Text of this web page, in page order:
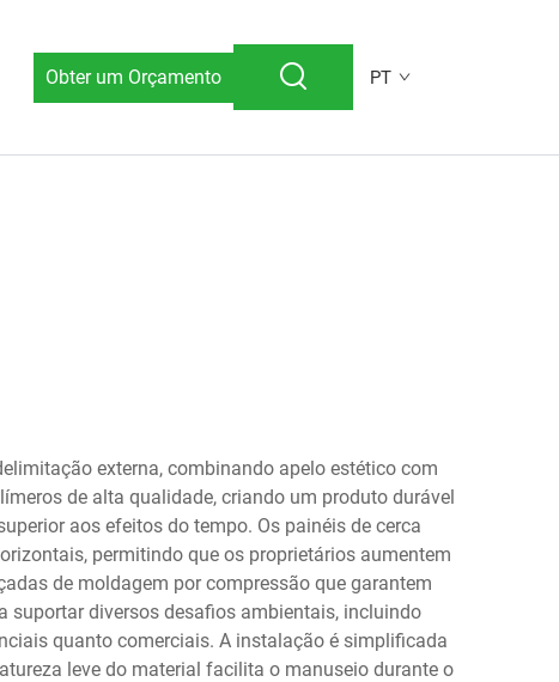
Obter um Orçamento PT
externa, combinando apelo estético com
de alta qualidade, criando um produto durável
aos efeitos do tempo. Os painéis de cerca
permitindo que os proprietários aumentem
de moldagem por compressão que garantem
suportar diversos desafios ambientais, incluindo
quanto comerciais. A instalação é simplificada
leve do material facilita o manuseio durante o